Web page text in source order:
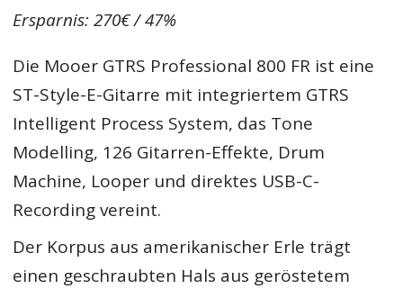
Ersparnis: 270€ / 47%
Die Mooer GTRS Professional 800 FR ist eine
ST-Style-E-Gitarre mit integriertem GTRS
Intelligent Process System, das Tone
Modelling, 126 Gitarren-Effekte, Drum
Machine, Looper und direktes USB-C-
Recording vereint.
Der Korpus aus amerikanischer Erle trägt
einen geschraubten Hals aus geröstetem